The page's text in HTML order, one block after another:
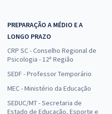
PREPARAÇÃO A MÉDIO E A
LONGO PRAZO
CRP SC - Conselho Regional de
Psicologia - 12ª Região
SEDF - Professor Temporário
MEC - Ministério da Educação
SEDUC/MT - Secretaria de
Estado de Educação, Esporte e